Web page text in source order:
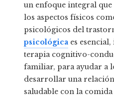
un enfoque integral
los aspectos físicos
psicológicos del
psicológica es
terapia cognitivo-
familiar, para ayudar a
desarrollar una
saludable con la